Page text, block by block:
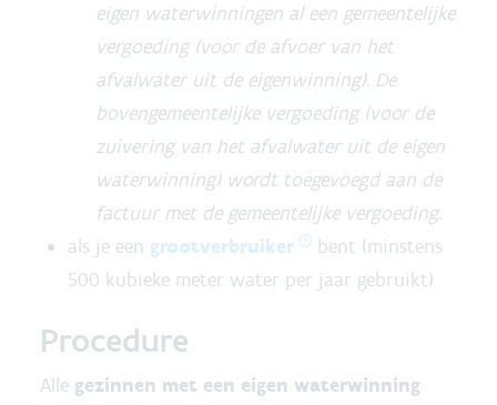
eigen waterwinningen al een gemeentelijke
vergoeding (voor de afvoer van het
afvalwater uit de eigenwinning). De
bovengemeentelijke vergoeding (voor de
zuivering van het afvalwater uit de eigen
waterwinning) wordt toegevoegd aan de
factuur met de gemeentelijke vergoeding.
als je een grootverbruiker
bent (minstens
500 kubieke meter water per jaar gebruikt)
Procedure
Alle gezinnen met een eigen waterwinning